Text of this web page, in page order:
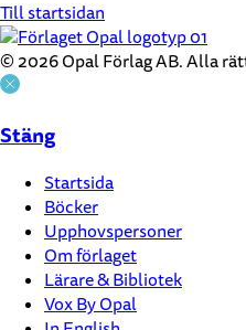
Till startsidan
© 2026 Opal Förlag AB. Alla
Stäng
Startsida
Böcker
Upphovspersoner
Om förlaget
Lärare & Bibliotek
Vox By Opal